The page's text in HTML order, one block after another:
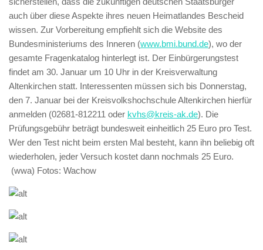
auch über diese Aspekte ihres neuen Heimatlandes Bescheid
wissen. Zur Vorbereitung empfiehlt sich die Website des
Bundesministeriums des Inneren (www.bmi.bund.de), wo der
gesamte Fragenkatalog hinterlegt ist. Der Einbürgerungstest
findet am 30. Januar um 10 Uhr in der Kreisverwaltung
Altenkirchen statt. Interessenten müssen sich bis Donnerstag,
den 7. Januar bei der Kreisvolkshochschule Altenkirchen hierfür
anmelden (02681-812211 oder kvhs@kreis-ak.de). Die
Prüfungsgebühr beträgt bundesweit einheitlich 25 Euro pro Test.
Wer den Test nicht beim ersten Mal besteht, kann ihn beliebig oft
wiederholen, jeder Versuch kostet dann nochmals 25 Euro.
(wwa) Fotos: Wachow